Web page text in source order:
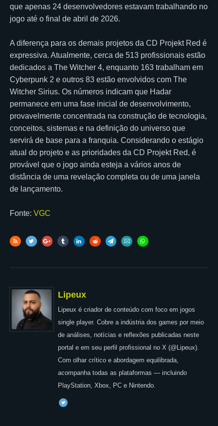
que apenas 24 desenvolvedores estavam trabalhando no
jogo até o final de abril de 2026.
A diferença para os demais projetos da CD Projekt Red é
expressiva. Atualmente, cerca de 513 profissionais estão
dedicados a The Witcher 4, enquanto 163 trabalham em
Cyberpunk 2 e outros 83 estão envolvidos com The
Witcher Sirius. Os números indicam que Hadar
permanece em uma fase inicial de desenvolvimento,
provavelmente concentrada na construção de tecnologia,
conceitos, sistemas e na definição do universo que
servirá de base para a franquia. Considerando o estágio
atual do projeto e as prioridades da CD Projekt Red, é
provável que o jogo ainda esteja a vários anos de
distância de uma revelação completa ou de uma janela
de lançamento.
Fonte: VGC
Lipeux
Lipeux é criador de conteúdo com foco em jogos
single player. Cobre a indústria dos games por meio
de análises, notícias e reflexões publicadas neste
portal e em seu perfil profissional no X (@Lipeux).
Com olhar crítico e abordagem equilibrada,
acompanha todas as plataformas — incluindo
PlayStation, Xbox, PC e Nintendo.